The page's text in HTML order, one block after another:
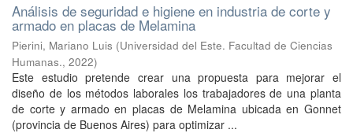
Análisis de seguridad e higiene en industria de corte y
armado en placas de Melamina
Pierini, Mariano Luis (Universidad del Este. Facultad de Ciencias
Humanas., 2022)
Este estudio pretende crear una propuesta para mejorar el
diseño de los métodos laborales los trabajadores de una planta
de corte y armado en placas de Melamina ubicada en Gonnet
(provincia de Buenos Aires) para optimizar ...